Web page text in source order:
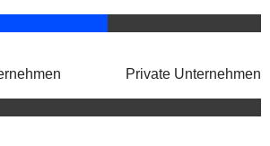
Private Unternehmen